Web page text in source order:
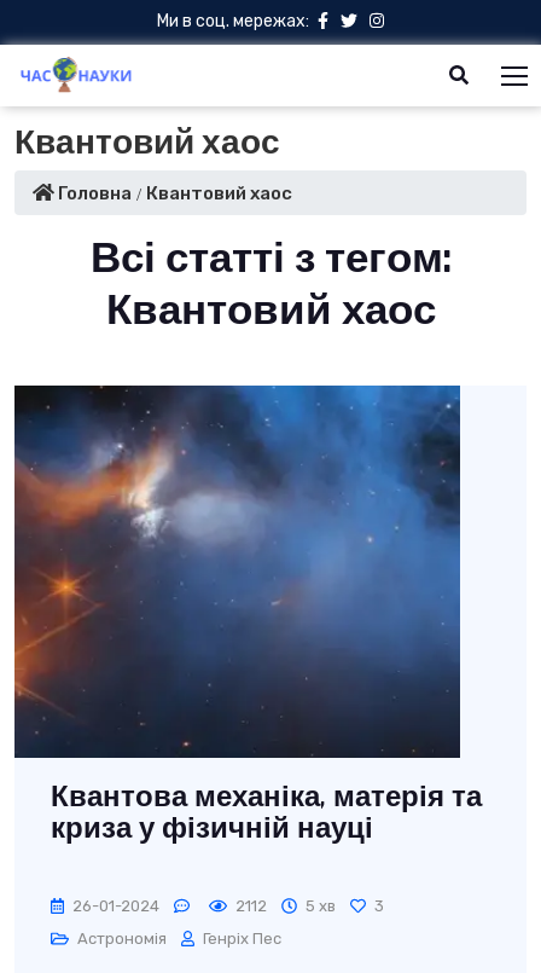
Ми в соц. мережах:
Квантовий хаос
Головна Квантовий хаос
Всі статті з тегом:
Квантовий хаос
Квантова механіка, матерія та
криза у фізичній науці
26-01-2024 2112 5 хв
3
Астрономія
Генріх Пес